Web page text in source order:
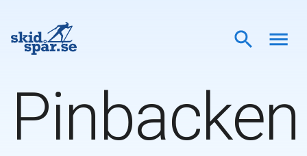
Pinbacken